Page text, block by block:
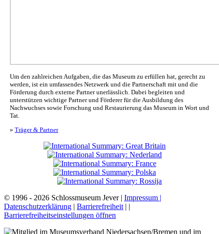
Um den zahlreichen Aufgaben, die das Museum zu erfüllen hat, gerecht zu
werden, ist ein umfassendes Netzwerk und die Partnerschaft mit und die
Förderung durch externe Partner unerlässlich. Dabei begleiten und
unterstützen wichtige Partner und Förderer für die Ausbildung des
Nachwuchses sowie Forschung und Restaurierung das Museum in Wort und
Tat.
» Träger & Partner
© 1996 - 2026 Schlossmuseum Jever | Impressum |
Datenschutzerklärung | Barrierefreiheit | |
Barrierefreiheitseinstellungen öffnen